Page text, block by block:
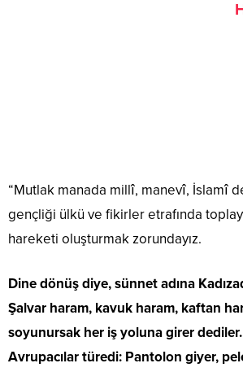
“Mutlak manada millî, manevî, İslamî
gençliği ülkü ve fikirler etrafında
hareketi oluşturmak zorundayız.
Dine dönüş diye, sünnet adına
Şalvar haram, kavuk haram, kaftan
soyunursak her iş yoluna girer dediler.
Avrupacılar türedi: Pantolon giyer,